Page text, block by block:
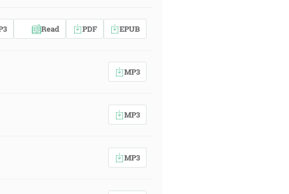
Read PDF EPUB
MP3
MP3
MP3